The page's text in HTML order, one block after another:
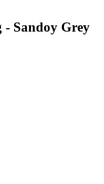
Sandoy Grey